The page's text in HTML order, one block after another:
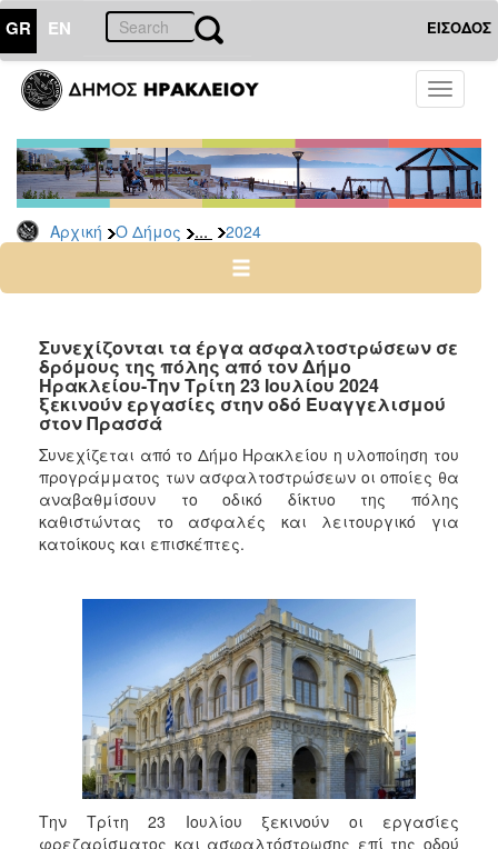
GR EN ΕΙΣΟΔΟΣ
Toggle
Αρχική Ο Δήμος ... 2024
ΔΗΜΟΣ
Δελτία
Τύπου
Αρχείο
2026
2024
2022
2021
2020
2019
2018
2017
2015
2012
2011
2010
2006
Συνεχίζονται τα έργα ασφαλτοστρώσεων σε
δρόμους της πόλης από τον Δήμο
Ηρακλείου-Την Τρίτη 23 Ιουλίου 2024
ξεκινούν εργασίες στην οδό Ευαγγελισμού
στον Πρασσά
Συνεχίζεται από το Δήμο Ηρακλείου η υλοποίηση του
προγράμματος των ασφαλτοστρώσεων οι οποίες θα
αναβαθμίσουν το οδικό δίκτυο της πόλης
καθιστώντας το ασφαλές και λειτουργικό για
κατοίκους και επισκέπτες.
Την Τρίτη 23 Ιουλίου ξεκινούν οι εργασίες
φρεζαρίσματος και ασφαλτόστρωσης επί της οδού